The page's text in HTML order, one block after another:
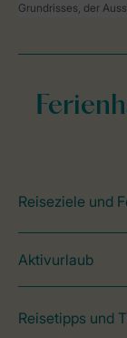
Grundrisses, der
Reiseziele und
Aktivurlaub
Reisetipps und